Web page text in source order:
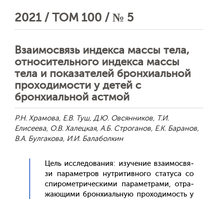
2021 / ТОМ 100 / № 5
Взаимосвязь индекса массы тела,
относительного индекса массы
тела и показателей бронхиальной
проходимости у детей с
бронхиальной астмой
Р.Н. Храмова, Е.В. Туш, Д.Ю. Овсянников, Т.И.
Елисеева, О.В. Халецкая, А.Б. Строганов, Е.К. Баранов,
В.А. Булгакова, И.И. Балаболкин
Цель ис­сле­дова­ния: изу­чение вза­имос­вя­
зи па­рамет­ров нут­ри­тив­но­го ста­туса со
спи­ромет­ри­чес­ки­ми па­рамет­ра­ми, от­ра­
жа­ющи­ми брон­хи­аль­ную про­ходи­мость у